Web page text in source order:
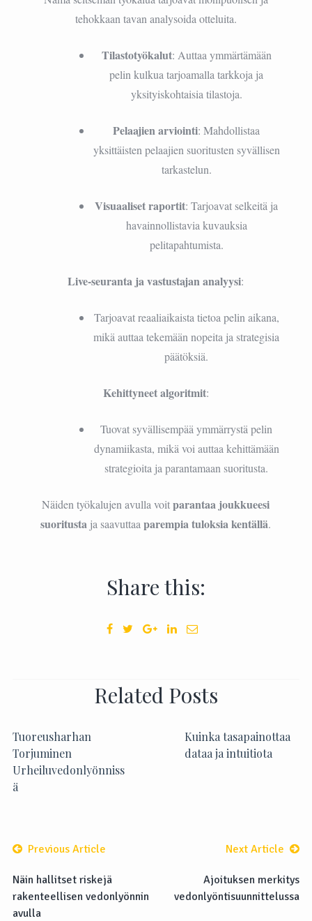
tehokkaan tavan analysoida otteluita.
Tilastotyökalut: Auttaa ymmärtämään
pelin kulkua tarjoamalla tarkkoja ja
yksityiskohtaisia tilastoja.
Pelaajien arviointi: Mahdollistaa
yksittäisten pelaajien suoritusten syvällisen
tarkastelun.
Visuaaliset raportit: Tarjoavat selkeitä ja
havainnollistavia kuvauksia
pelitapahtumista.
Live-seuranta ja vastustajan analyysi:
Tarjoavat reaaliaikaista tietoa pelin aikana,
mikä auttaa tekemään nopeita ja strategisia
päätöksiä.
Kehittyneet algoritmit:
Tuovat syvällisempää ymmärrystä pelin
dynamiikasta, mikä voi auttaa kehittämään
strategioita ja parantamaan suoritusta.
Näiden työkalujen avulla voitparantaa joukkueesi
suoritusta ja saavuttaaparempia tuloksia kentällä.
Share this:
Related Posts
Tuoreusharhan
Torjuminen
Urheiluvedonlyönniss
ä
Kuinka tasapainottaa
dataa ja intuitiota
Previous Article
Näin hallitset riskejä
rakenteellisen vedonlyönnin
avulla
Next Article
Ajoituksen merkitys
vedonlyöntisuunnittelussa